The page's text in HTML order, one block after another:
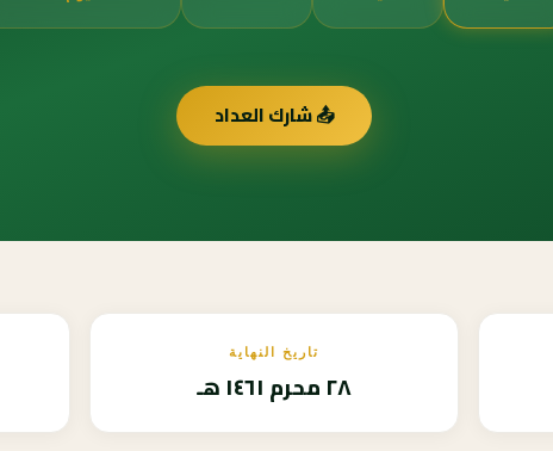
📤 شارك العداد
تاريخ النهاية
٢٨ محرم ١٤٦١ هـ